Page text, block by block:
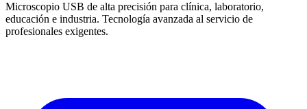
Microscopio USB de alta precisión para clínica, laboratorio,
educación e industria. Tecnología avanzada al servicio de
profesionales exigentes.